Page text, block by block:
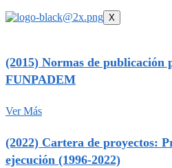
X
(2015) Normas de publicación
FUNPADEM
Ver Más
(2022) Cartera de proyectos:
ejecución (1996-2022)